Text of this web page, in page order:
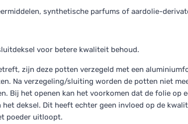
synthetische parfums of aardolie-
voor betere kwaliteit behoud.
zijn deze potten verzegeld met een
Na verzegeling/sluiting worden de potten niet
Bij het openen kan het voorkomen dat de folie op
deksel. Dit heeft echter geen invloed op de
poeder uitloopt.